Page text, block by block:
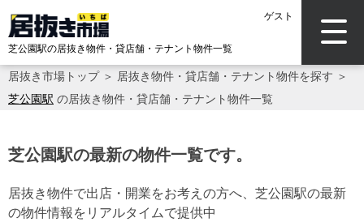
ゲスト
芝公園駅の居抜き物件・貸店舗・テナント物件一覧
居抜き市場トップ＞ 居抜き物件・貸店舗・テナント物件を探す ＞
芝公園駅 の居抜き物件・貸店舗・テナント物件一覧
芝公園駅の最新の物件一覧です。
居抜き物件で出店・開業をお考えの方へ、芝公園駅の最新
の物件情報をリアルタイムで提供中